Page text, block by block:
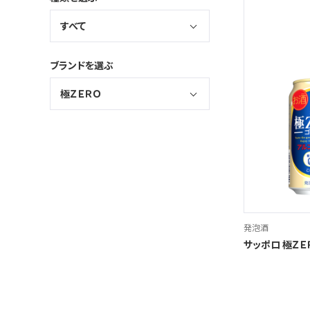
すべて
ブランドを選ぶ
極ＺＥＲＯ
発泡酒
サッポロ 極ＺＥ